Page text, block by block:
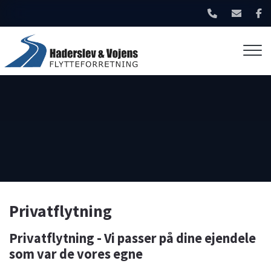
hovedindhold
Privatflytning
Privatflytning - Vi passer på dine ejendele
som var de vores egne